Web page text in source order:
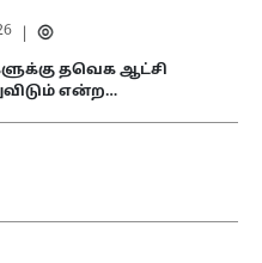
தவெக ஆட்சி
என்ற…